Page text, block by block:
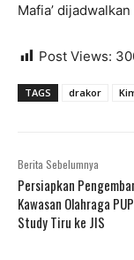
Mafia’
Post Views:
TAGS drakor
Berita Sebelumnya
Persiapkan
Kawasan Olahraga
Study Tiru ke JIS